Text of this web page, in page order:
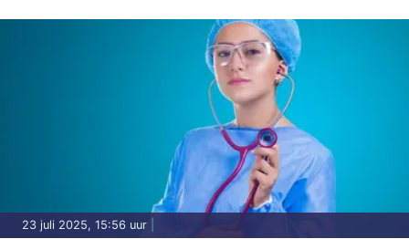
23 juli 2025, 15:56 uur